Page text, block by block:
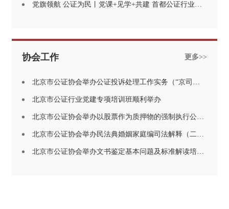
党旗领航 公证为民丨党课+见学+共建 首都公证行业这波“为党庆生”很走心
协会工作 更多>>
北京市公证协会举办公证投诉处理工作实务（“京司证学大讲堂”第十六期）
北京市公证行业党建专项培训班顺利举办
北京市公证协会举办以股票作为质押物的强制执行公证实务分享培训 （“京司证学大讲堂”第十五期）
北京市公证协会举办民法典婚姻家庭编司法解释（二） 在公证实务中的理解与适用培训（“京司证学大讲堂”第十四期）
北京市公证协会举办文书鉴定基本问题及标准解读培训（“京司证学大讲堂”第十三期）